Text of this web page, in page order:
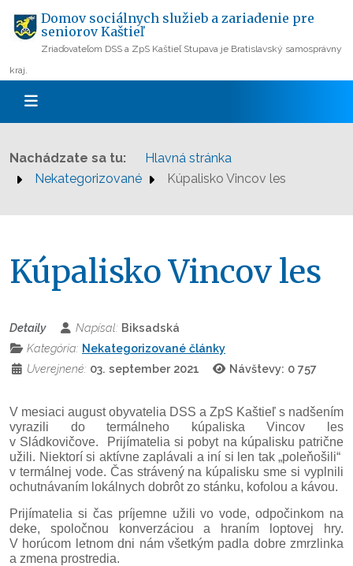
Domov sociálnych služieb a zariadenie pre
seniorov Kaštieľ
Zriaďovateľom DSS a ZpS Kaštieľ Stupava je Bratislavský samosprávny
kraj.
Nachádzate sa tu:
Hlavná stránka
Nekategorizované
Kúpalisko Vincov les
Kúpalisko Vincov les
Detaily Napísal: Biksadská
Kategória: Nekategorizované články
Uverejnené: 03. september 2021 Návštevy: 0 757
V mesiaci august obyvatelia DSS a ZpS Kaštieľ s nadšením
vyrazili do termálneho kúpaliska Vincov les
v Sládkovičove.
Prijímatelia si pobyt na kúpalisku patrične
užili. Niektorí si aktívne zaplávali a iní si len tak „poleňošili“
v termálnej vode. Čas strávený na kúpalisku sme si vyplnili
ochutnávaním lokálnych dobrôt zo stánku, kofolou a kávou.
Prijímatelia si čas príjemne užili vo vode, odpočinkom na
deke, spoločnou konverzáciou a hraním loptovej hry.
V horúcom letnom dni nám všetkým padla dobre zmrzlinka
a zmena prostredia.